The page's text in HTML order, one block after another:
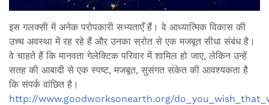
इस गलक्सी में अनेक परोपकारी सभ्यताएँ हैं। वे आध्यात्मिक विकास की
उच्च अवस्था में रह रहे हैं और उनका स्रोत से एक मजबूत सीधा संबंध है।
वे चाहते हैं कि मानवता गेलेक्टिक परिवार में शामिल हो जाए, लेकिन उन्हें
सतह की आबादी से एक स्पष्ट, मजबूत, सुसंगत संकेत की आवश्यकता है
कि संपर्क वांछित है।
http://www.goodworksonearth.org/